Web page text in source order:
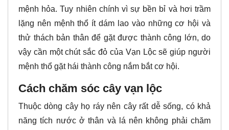
mệnh hỏa. Tuy nhiên chính vì sự bền bỉ và hơi trầm
lặng nên mệnh thổ ít dám lao vào những cơ hội và
thử thách bản thân để gặt được thành công lớn, do
vậy cần một chút sắc đỏ của Vạn Lộc sẽ giúp người
mệnh thổ gặt hái thành công nắm bắt cơ hội.
Cách chăm sóc cây vạn lộc
Thuộc dòng cây họ ráy nên cây rất dễ sống, có khả
năng tích nước ở thân và lá nên không phải chăm